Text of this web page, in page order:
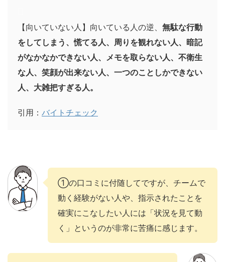
【向いていない人】向いている人の逆、 無駄な行動
をしてしまう、慌てる人、周りを観れない人、暗記
がなかなかできない人、メモを取らない人、不衛生
な人、笑顔が出来ない人、一つのことしかできない
人、大雑把すぎる人。
引用： バイトチェック
①の口コミに付随してですが、チームで
動く経験がない人や、指示されたことを
確実にこなしたい人には「状況を見て動
く」というのが非常に苦痛に感じます。